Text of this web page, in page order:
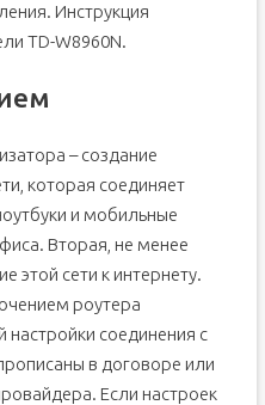
роутера
сеть
и пароль Вай-Фай
(Advanced)
Инструкция
TD-W8960N.
– создание
которая соединяет
и мобильные
Вторая, не менее
этой сети к интернету.
роутера
соединения с
в договоре или
Если настроек